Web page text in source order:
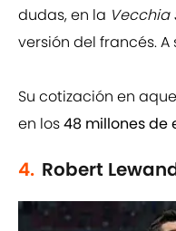
dudas, en la Vecchia
versión del francés. A
Su cotización en
en los48 millones de
4. Robert